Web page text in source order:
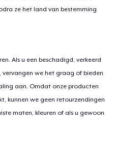
ze het land van bestemming
Als u een beschadigd, verkeerd
we het graag of bieden
aan. Omdat onze producten
kunnen we geen retourzendingen
maten, kleuren of als u gewoon